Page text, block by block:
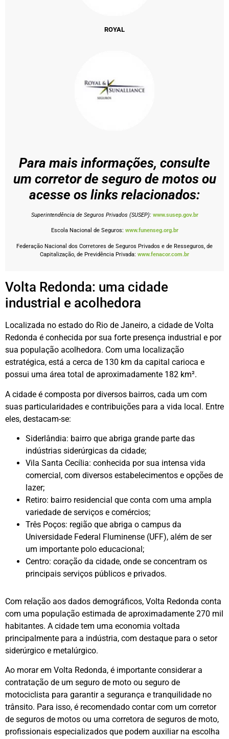
ROYAL
Para mais informações, consulte
um corretor de seguro de motos ou
acesse os links relacionados:
Superintendência de Seguros Privados (SUSEP): www.susep.gov.br
Escola Nacional de Seguros: www.funenseg.org.br
Federação Nacional dos Corretores de Seguros Privados e de Resseguros, de
Capitalização, de Previdência Privada: www.fenacor.com.br
Volta Redonda: uma cidade
industrial e acolhedora
Localizada no estado do Rio de Janeiro, a cidade de Volta
Redonda é conhecida por sua forte presença industrial e por
sua população acolhedora. Com uma localização
estratégica, está a cerca de 130 km da capital carioca e
possui uma área total de aproximadamente 182 km².
A cidade é composta por diversos bairros, cada um com
suas particularidades e contribuições para a vida local. Entre
eles, destacam-se:
Siderlândia: bairro que abriga grande parte das
indústrias siderúrgicas da cidade;
Vila Santa Cecília: conhecida por sua intensa vida
comercial, com diversos estabelecimentos e opções de
lazer;
Retiro: bairro residencial que conta com uma ampla
variedade de serviços e comércios;
Três Poços: região que abriga o campus da
Universidade Federal Fluminense (UFF), além de ser
um importante polo educacional;
Centro: coração da cidade, onde se concentram os
principais serviços públicos e privados.
Com relação aos dados demográficos, Volta Redonda conta
com uma população estimada de aproximadamente 270 mil
habitantes. A cidade tem uma economia voltada
principalmente para a indústria, com destaque para o setor
siderúrgico e metalúrgico.
Ao morar em Volta Redonda, é importante considerar a
contratação de um seguro de moto ou seguro de
motociclista para garantir a segurança e tranquilidade no
trânsito. Para isso, é recomendado contar com um corretor
de seguros de motos ou uma corretora de seguros de moto,
profissionais especializados que podem auxiliar na escolha